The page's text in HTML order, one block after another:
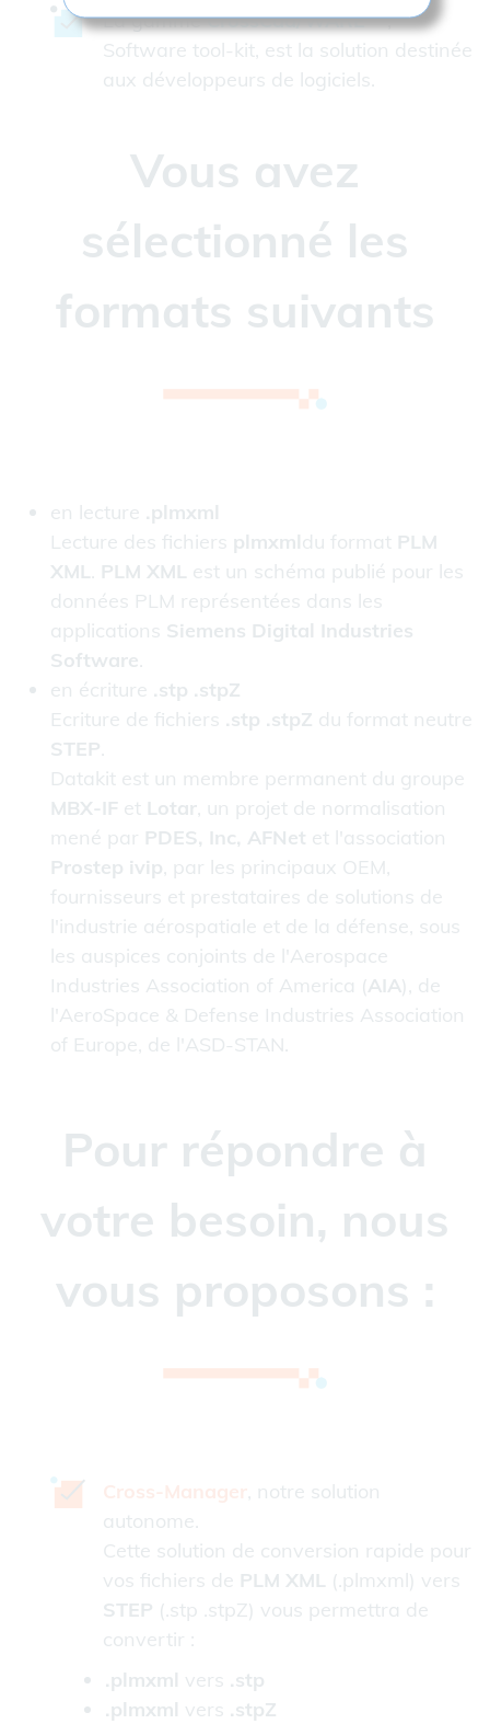
La gammeCrossCad/WARE
,
Software tool-kit, est la solution destinée
aux développeurs de logiciels.
Vous avez
sélectionné les
formats suivants
en lecture .plmxml
Lecture des fichiers plmxmldu format PLM
XML. PLM XML est un schéma publié pour les
données PLM représentées dans les
applications Siemens Digital Industries
Software.
en écriture .stp .stpZ
Ecriture de fichiers .stp .stpZ du format neutre
STEP.
Datakit est un membre permanent du groupe
MBX-IF et Lotar, un projet de normalisation
mené par PDES, Inc, AFNet et l'association
Prostep ivip, par les principaux OEM,
fournisseurs et prestataires de solutions de
l'industrie aérospatiale et de la défense, sous
les auspices conjoints de l'Aerospace
Industries Association of America (AIA), de
l'AeroSpace & Defense Industries Association
of Europe, de l'ASD-STAN.
Pour répondre à
votre besoin, nous
vous proposons :
, notre solution
autonome.
Cette solution de conversion rapide pour
vos fichiers de PLM XML (.plmxml) vers
STEP (.stp .stpZ) vous permettra de
convertir :
.plmxml vers .stp
.plmxml vers .stpZ